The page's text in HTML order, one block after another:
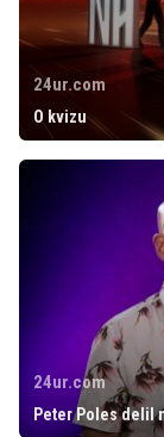
24ur.com
O kvizu
24ur.com
Peter Poles delil